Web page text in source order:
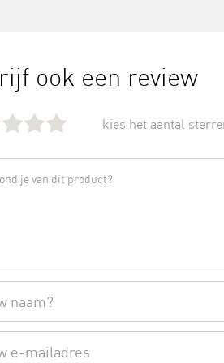
ook een review
kies het aantal